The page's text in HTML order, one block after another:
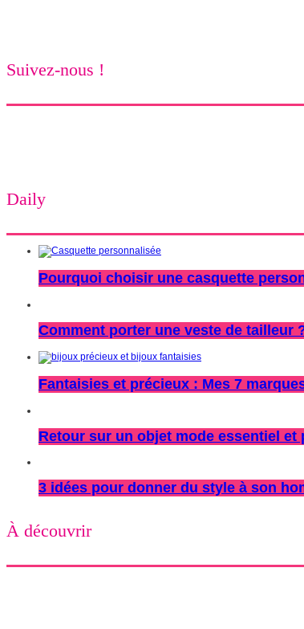
Suivez-nous !
Daily
Pourquoi choisir une casquette
Comment porter une veste de tailleur
Fantaisies et précieux : Mes 7
Retour sur un objet mode essentiel
3 idées pour donner du style à son
À découvrir